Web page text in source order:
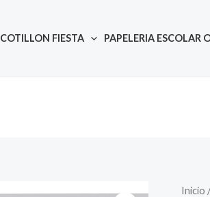
COTILLON FIESTA PAPELERIA ESCOLAR
Inicio